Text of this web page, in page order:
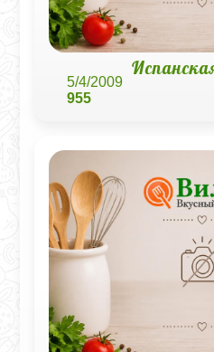
5/4/2009
955